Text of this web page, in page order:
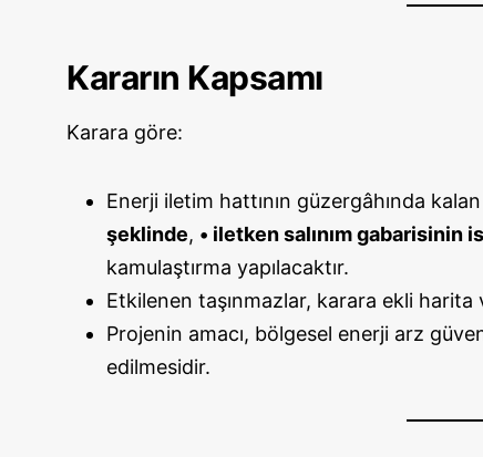
Kararın Kapsamı
Karara göre:
Enerji iletim hattının güzergâhında
şeklinde, • iletken salınım gabarisinin
kamulaştırma yapılacaktır.
Etkilenen taşınmazlar, karara ekli
Projenin amacı, bölgesel enerji arz
edilmesidir.